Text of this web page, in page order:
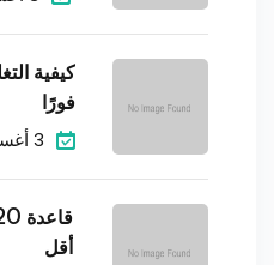
كيفية
فورًا
3 أغسطس، 2025
أقل